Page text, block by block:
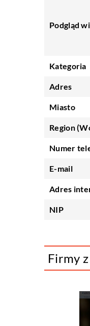
Podgląd
Kategoria
Adres
Miasto
Region
Numer
E-mail
Adres
NIP
Firmy